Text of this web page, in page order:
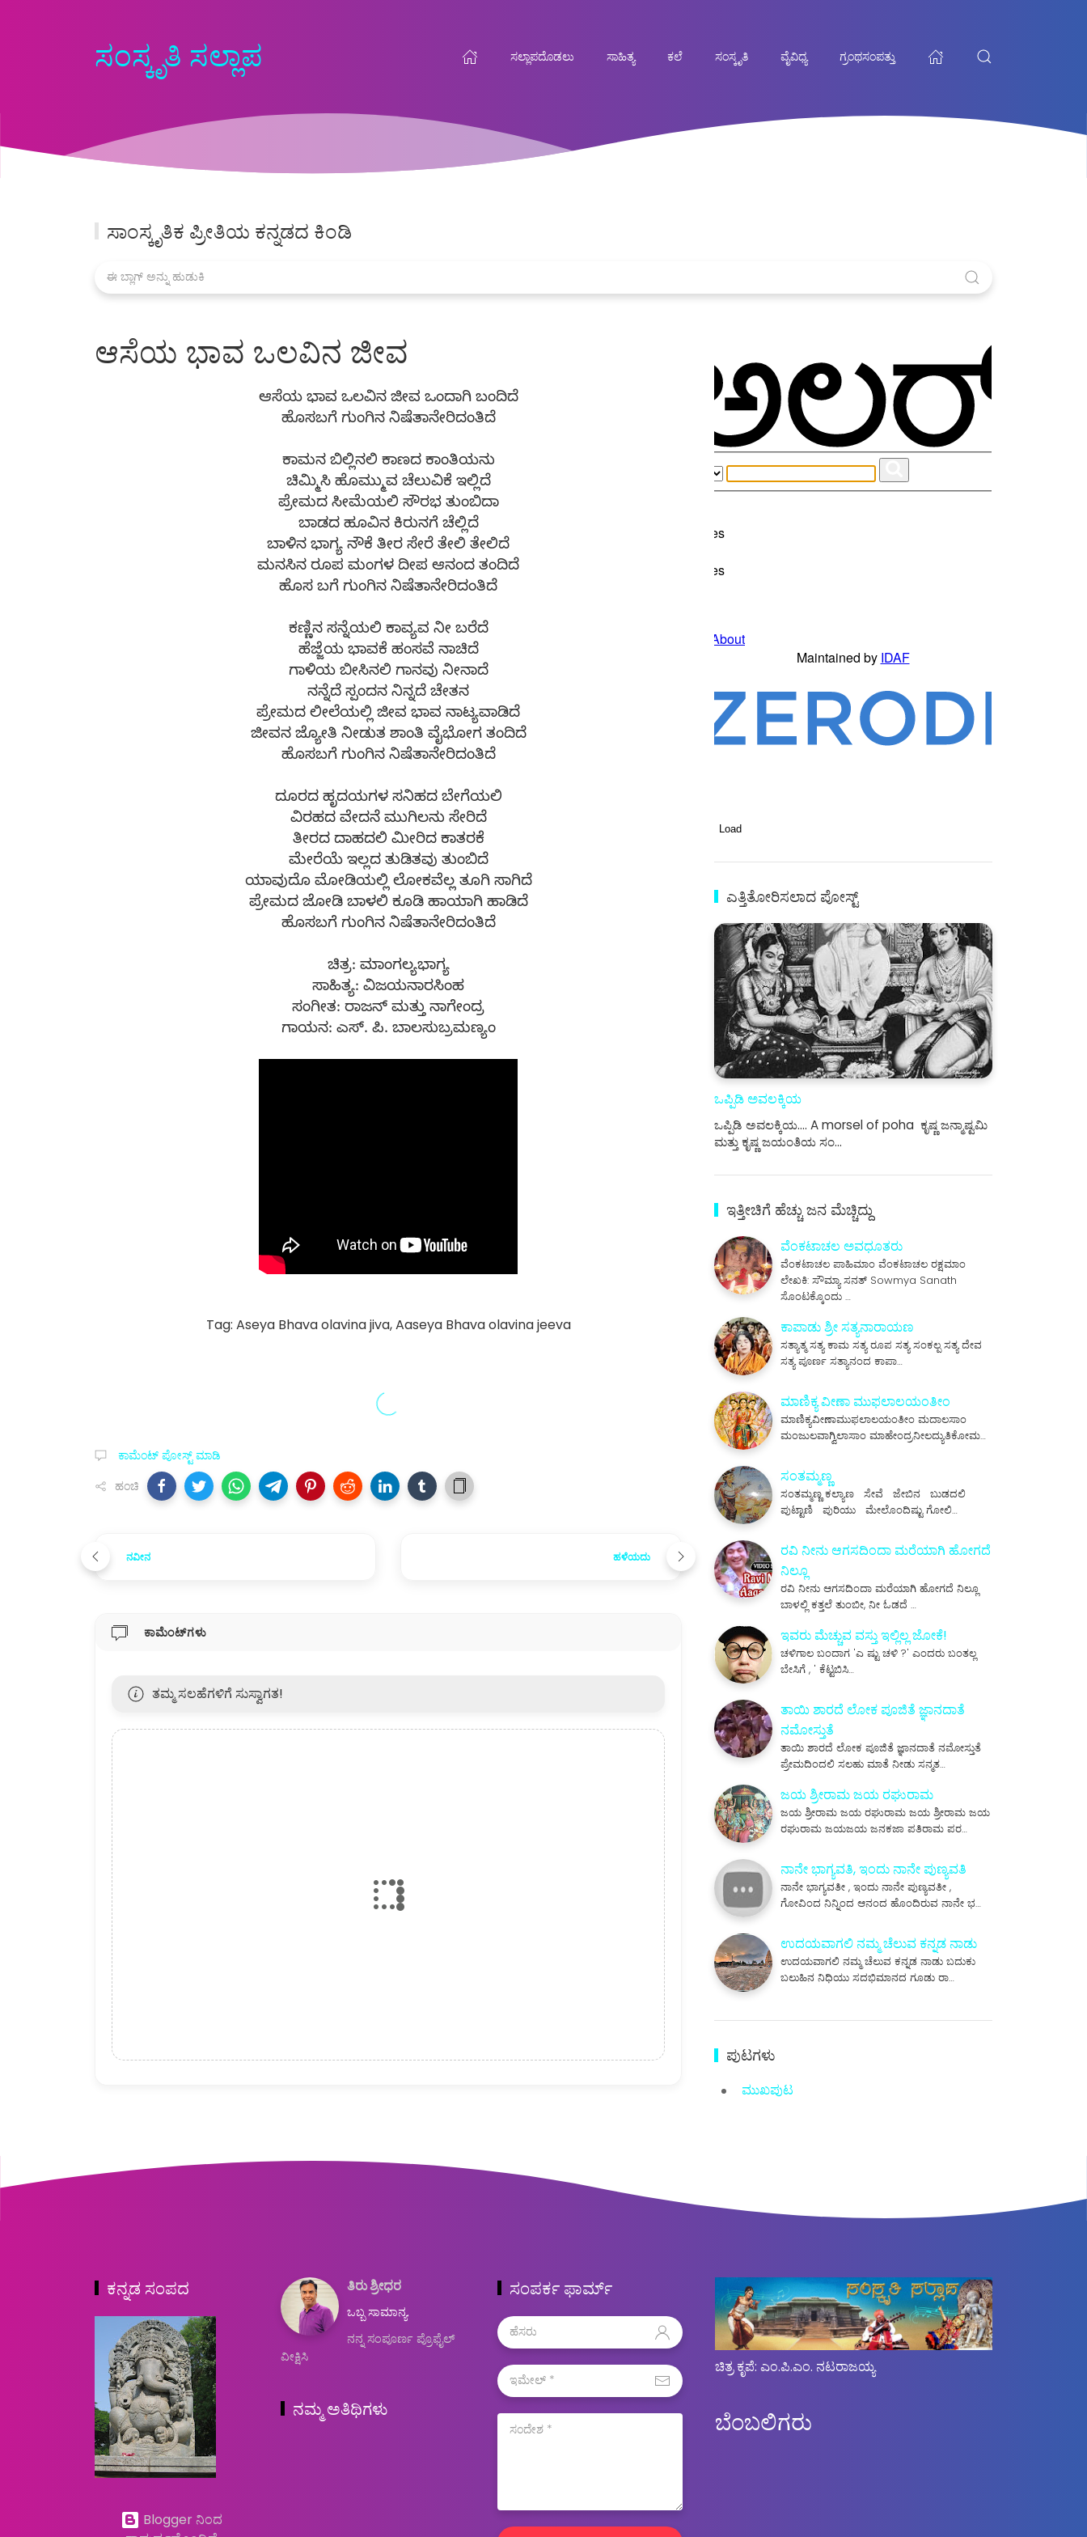
ಸಂಸ್ಕೃತಿ ಸಲ್ಲಾಪ ಸಲ್ಲಾಪದೊಡಲು ಸಾಹಿತ್ಯ ಕಲೆ ಸಂಸ್ಕೃತಿ ವೈವಿಧ್ಯ ಗ್ರಂಥಸಂಪತ್ತು
ಸಾಂಸ್ಕೃತಿಕ ಪ್ರೀತಿಯ ಕನ್ನಡದ ಕಿಂಡಿ
ಆಸೆಯ ಭಾವ ಒಲವಿನ ಜೀವ
ಆಸೆಯ ಭಾವ ಒಲವಿನ ಜೀವ ಒಂದಾಗಿ ಬಂದಿದೆ
ಹೊಸಬಗೆ ಗುಂಗಿನ ನಿಷೆತಾನೇರಿದಂತಿದೆ
ಕಾಮನ ಬಿಲ್ಲಿನಲಿ ಕಾಣದ ಕಾಂತಿಯನು
ಚಿಮ್ಮಿಸಿ ಹೊಮ್ಮುವ ಚೆಲುವಿಕೆ ಇಲ್ಲಿದೆ
ಪ್ರೇಮದ ಸೀಮೆಯಲಿ ಸೌರಭ ತುಂಬಿದಾ
ಬಾಡದ ಹೂವಿನ ಕಿರುನಗೆ ಚೆಲ್ಲಿದೆ
ಬಾಳಿನ ಭಾಗ್ಯ ನೌಕೆ ತೀರ ಸೇರೆ ತೇಲಿ ತೇಲಿದೆ
ಮನಸಿನ ರೂಪ ಮಂಗಳ ದೀಪ ಆನಂದ ತಂದಿದೆ
ಹೊಸ ಬಗೆ ಗುಂಗಿನನಿಷೆತಾನೇರಿದಂತಿದೆ
ಕಣ್ಣಿನ ಸನ್ನೆಯಲಿ ಕಾವ್ಯವ ನೀ ಬರೆದೆ
ಹೆಜ್ಜೆಯ ಭಾವಕೆ ಹಂಸವೆ ನಾಚಿದೆ
ಗಾಳಿಯ ಬೀಸಿನಲಿ ಗಾನವು ನೀನಾದೆ
ನನ್ನೆದೆ ಸ್ಪಂದನ ನಿನ್ನದೆ ಚೇತನ
ಪ್ರೇಮದ ಲೀಲೆಯಲ್ಲಿ ಜೀವ ಭಾವ ನಾಟ್ಯವಾಡಿದೆ
ಜೀವನ ಜ್ಯೋತಿ ನೀಡುತ ಶಾಂತಿ ವೈಭೋಗ ತಂದಿದೆ
ಹೊಸಬಗೆ ಗುಂಗಿನ ನಿಷೆತಾನೇರಿದಂತಿದೆ
ದೂರದ ಹೃದಯಗಳ ಸನಿಹದ ಬೇಗೆಯಲಿ
ವಿರಹದ ವೇದನೆ ಮುಗಿಲನು ಸೇರಿದೆ
ತೀರದ ದಾಹದಲಿ ಮೀರಿದ ಕಾತರಕೆ
ಮೇರೆಯೆ ಇಲ್ಲದ ತುಡಿತವು ತುಂಬಿದೆ
ಯಾವುದೊ ಮೋಡಿಯಲ್ಲಿ ಲೋಕವೆಲ್ಲ ತೂಗಿ ಸಾಗಿದೆ
ಪ್ರೇಮದ ಜೋಡಿ ಬಾಳಲಿ ಕೂಡಿ ಹಾಯಾಗಿ ಹಾಡಿದೆ
ಹೊಸಬಗೆ ಗುಂಗಿನ ನಿಷೆತಾನೇರಿದಂತಿದೆ
ಚಿತ್ರ: ಮಾಂಗಲ್ಯಭಾಗ್ಯ
ಸಾಹಿತ್ಯ: ವಿಜಯನಾರಸಿಂಹ
ಸಂಗೀತ: ರಾಜನ್ ಮತ್ತು ನಾಗೇಂದ್ರ
ಗಾಯನ: ಎಸ್. ಪಿ. ಬಾಲಸುಬ್ರಮಣ್ಯಂ
Tag: Aseya Bhava olavina jiva, Aaseya Bhava olavina jeeva
ಕಾಮೆಂಟ್‌‌ ಪೋಸ್ಟ್‌ ಮಾಡಿ
ಹಂಚಿ
ನವೀನ ಹಳೆಯದು
ಕಾಮೆಂಟ್‌ಗಳು
ತಮ್ಮ ಸಲಹೆಗಳಿಗೆ ಸುಸ್ವಾಗತ!
Load
ಎತ್ತಿತೋರಿಸಲಾದ ಪೋಸ್ಟ್
ಒಪ್ಪಿಡಿ ಅವಲಕ್ಕಿಯ
ಒಪ್ಪಿಡಿ ಅವಲಕ್ಕಿಯ.... A morsel of poha ಕೃಷ್ಣ ಜನ್ಮಾಷ್ಟಮಿ
ಮತ್ತು ಕೃಷ್ಣ ಜಯಂತಿಯ ಸಂ…
ಇತ್ತೀಚಿಗೆ ಹೆಚ್ಚು ಜನ ಮೆಚ್ಚಿದ್ದು
ವೆಂಕಟಾಚಲ ಅವಧೂತರು
ವೆಂಕಟಾಚಲ ಪಾಹಿಮಾಂ ವೆಂಕಟಾಚಲ ರಕ್ಷಮಾಂ
ಲೇಖಕಿ: ಸೌಮ್ಯಾ ಸನತ್ Sowmya Sanath
ಸೊಂಟಕ್ಕೊಂದು …
ಕಾಪಾಡು ಶ್ರೀ ಸತ್ಯನಾರಾಯಣ
ಸತ್ಯಾತ್ಮ ಸತ್ಯ ಕಾಮ ಸತ್ಯ ರೂಪ ಸತ್ಯ ಸಂಕಲ್ಪ ಸತ್ಯ ದೇವ
ಸತ್ಯ ಪೂರ್ಣ ಸತ್ಯಾನಂದ ಕಾಪಾ…
ಮಾಣಿಕ್ಯ ವೀಣಾ ಮುಫಲಾಲಯಂತೀಂ
ಮಾಣಿಕ್ಯವೀಣಾಮುಫಲಾಲಯಂತೀಂ ಮದಾಲಸಾಂ
ಮಂಜುಲವಾಗ್ವಿಲಾಸಾಂ ಮಾಹೇಂದ್ರನೀಲದ್ಯುತಿಕೋಮ…
ಸಂತಮ್ಮಣ್ಣ
ಸಂತಮ್ಮಣ್ಣ ಕಲ್ಯಾಣ ಸೇವೆ ಜೇಬಿನ ಬುಡದಲಿ
ಪುಟ್ಟಾಣಿ ಪುರಿಯು ಮೇಲೊಂದಿಷ್ಟು ಗೋಲಿ…
ರವಿ ನೀನು ಆಗಸದಿಂದಾ ಮರೆಯಾಗಿ ಹೋಗದೆ
ನಿಲ್ಲೂ
ರವಿ ನೀನು ಆಗಸದಿಂದಾ ಮರೆಯಾಗಿ ಹೋಗದೆ ನಿಲ್ಲೂ
ಬಾಳಲ್ಲಿ ಕತ್ತಲೆ ತುಂಬೀ, ನೀ ಓಡದೆ …
ಇವರು ಮೆಚ್ಚುವ ವಸ್ತು ಇಲ್ಲಿಲ್ಲ ಜೋಕೆ!
ಚಳಿಗಾಲ ಬಂದಾಗ 'ಎ ಷ್ಟು ಚಳಿ ?' ಎಂದರು ಬಂತಲ್ಲ
ಬೇಸಿಗೆ , ' ಕೆಟ್ಟಬಿಸಿ…
ತಾಯಿ ಶಾರದೆ ಲೋಕ ಪೂಜಿತೆ ಜ್ಞಾನದಾತೆ
ನಮೋಸ್ತುತೆ
ತಾಯಿ ಶಾರದೆ ಲೋಕ ಪೂಜಿತೆ ಜ್ಞಾನದಾತೆ ನಮೋಸ್ತುತೆ
ಪ್ರೇಮದಿಂದಲಿ ಸಲಹು ಮಾತೆ ನೀಡು ಸನ್ಮತ…
ಜಯ ಶ್ರೀರಾಮ ಜಯ ರಘುರಾಮ
ಜಯ ಶ್ರೀರಾಮ ಜಯ ರಘುರಾಮ ಜಯ ಶ್ರೀರಾಮ ಜಯ
ರಘುರಾಮ ಜಯಜಯ ಜನಕಜಾ ಪತಿರಾಮ ಪರ…
ನಾನೇ ಭಾಗ್ಯವತಿ, ಇಂದು ನಾನೇ ಪುಣ್ಯವತಿ
ನಾನೇ ಭಾಗ್ಯವತೀ , ಇಂದು ನಾನೇ ಪುಣ್ಯವತೀ ,
ಗೋವಿಂದ ನಿನ್ನಿಂದ ಆನಂದ ಹೊಂದಿರುವ ನಾನೇ ಭ…
ಉದಯವಾಗಲಿ ನಮ್ಮ ಚೆಲುವ ಕನ್ನಡ ನಾಡು
ಉದಯವಾಗಲಿ ನಮ್ಮ ಚೆಲುವ ಕನ್ನಡ ನಾಡು ಬದುಕು
ಬಲುಹಿನ ನಿಧಿಯು ಸದಭಿಮಾನದ ಗೂಡು ರಾ…
ಪುಟಗಳು
ಮುಖಪುಟ
ಕನ್ನಡ ಸಂಪದ
Blogger ನಿಂದ
ತಿರು ಶ್ರೀಧರ
ಒಬ್ಬ ಸಾಮಾನ್ಯ.
ನನ್ನ ಸಂಪೂರ್ಣ ಪ್ರೊಫೈಲ್
ವೀಕ್ಷಿಸಿ
ನಮ್ಮ ಅತಿಥಿಗಳು
ಸಂಪರ್ಕ ಫಾರ್ಮ್
ಚಿತ್ರ ಕೃಪೆ: ಎಂ.ಪಿ.ಎಂ. ನಟರಾಜಯ್ಯ
ಬೆಂಬಲಿಗರು